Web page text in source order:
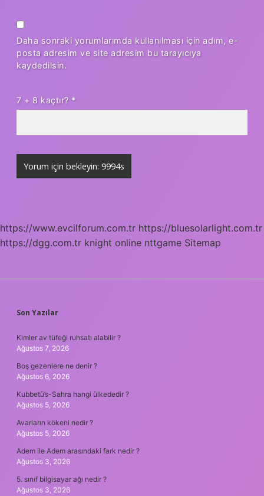
Daha sonraki yorumlarımda kullanılması için adım, e-
posta adresim ve site adresim bu tarayıcıya
kaydedilsin.
7 + 8 kaçtır? *
https://www.evcilforum.com.tr https://bluesolarlight.com.tr
https://dgg.com.tr knight online nttgame Sitemap
SIDEBAR
Son Yazılar
Kimler av tüfeği ruhsatı alabilir ?
Ağustos 7, 2026
Boş gezenlere ne denir ?
Ağustos 6, 2026
Kubbetü’s-Sahra hangi ülkededir ?
Ağustos 5, 2026
Avarların kökeni nedir ?
Ağustos 5, 2026
Adem ile Adem arasındaki fark nedir ?
Ağustos 3, 2026
5. sınıf bilgisayar ağı nedir ?
Ağustos 3, 2026